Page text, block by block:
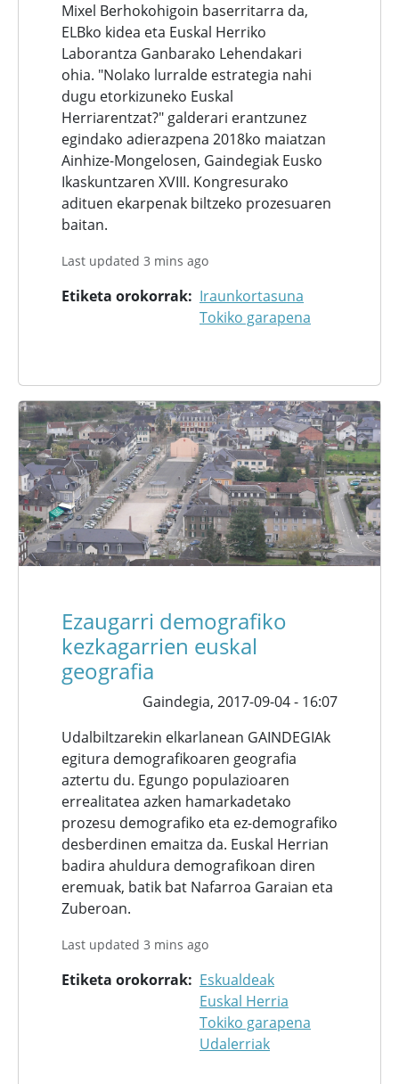
Mixel Berhokohigoin baserritarra da,
ELBko kidea eta Euskal Herriko
Laborantza Ganbarako Lehendakari
ohia. "Nolako lurralde estrategia nahi
dugu etorkizuneko Euskal
Herriarentzat?" galderari erantzunez
egindako adierazpena 2018ko maiatzan
Ainhize-Mongelosen, Gaindegiak Eusko
Ikaskuntzaren XVIII. Kongresurako
adituen ekarpenak biltzeko prozesuaren
baitan.
Last updated 3 mins ago
Etiketa orokorrak
Iraunkortasuna
Tokiko garapena
Ezaugarri demografiko
kezkagarrien euskal
geografia
Gaindegia, 2017-09-04 - 16:07
Udalbiltzarekin elkarlanean GAINDEGIAk
egitura demografikoaren geografia
aztertu du. Egungo populazioaren
errealitatea azken hamarkadetako
prozesu demografiko eta ez-demografiko
desberdinen emaitza da. Euskal Herrian
badira ahuldura demografikoan diren
eremuak, batik bat Nafarroa Garaian eta
Zuberoan.
Last updated 3 mins ago
Etiketa orokorrak
Eskualdeak
Euskal Herria
Tokiko garapena
Udalerriak